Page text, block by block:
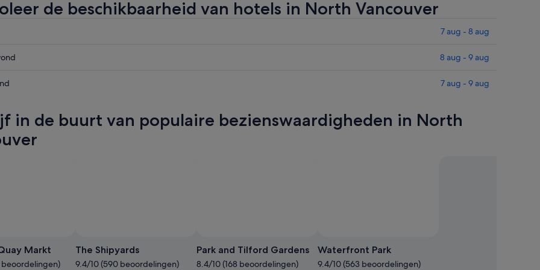
de beschikbaarheid van hotels in North Vancouver
7 aug - 8 aug
8 aug - 9 aug
7 aug - 9 aug
in de buurt van populaire bezienswaardigheden in North
foto
van
Markt
beoordelingen)
The Shipyards
9.4/10 (590 beoordelingen)
Park and Tilford Gardens
8.4/10 (168 beoordelingen)
Waterfront Park
9.4/10 (563 beoordelingen)